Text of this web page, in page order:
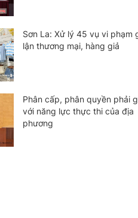
Sơn La: Xử lý 45 vụ vi phạm
lận thương mại, hàng giả
Phân cấp, phân quyền phải
với năng lực thực thi của địa
phương